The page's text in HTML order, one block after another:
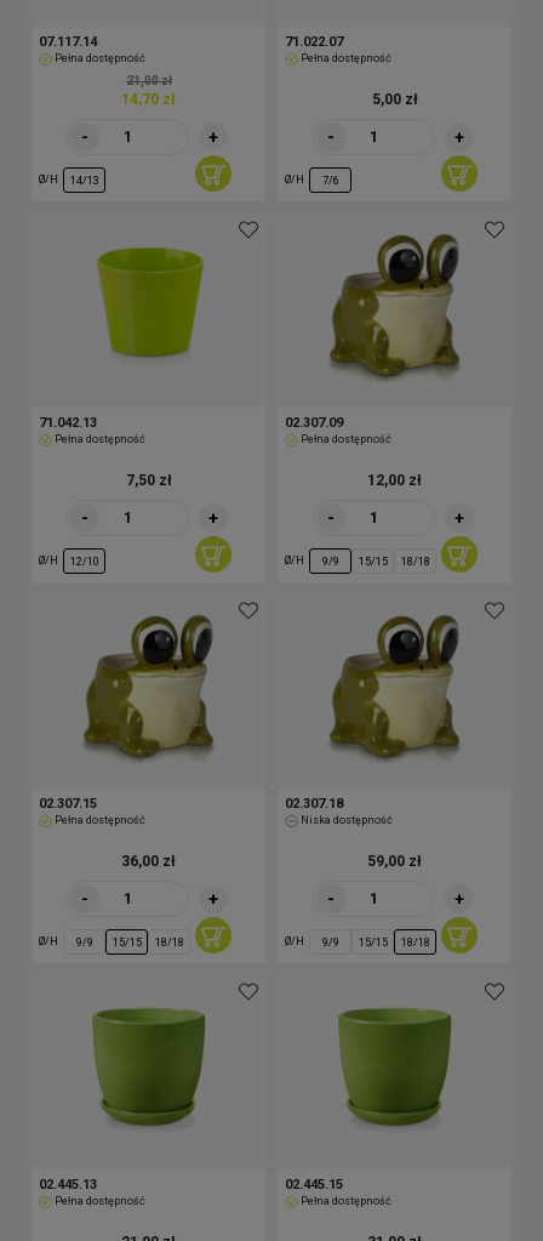
07.117.14
Pełna dostępność
14,70 zł
21,00 zł
- +
Ø/H 14/13
71.022.07
Pełna dostępność
5,00 zł
- +
Ø/H 7/6
71.042.13
Pełna dostępność
7,50 zł
- +
Ø/H 12/10
02.307.09
Pełna dostępność
12,00 zł
- +
Ø/H 9/9 15/15 18/18
02.307.15
Pełna dostępność
36,00 zł
- +
Ø/H 9/9 15/15 18/18
02.307.18
Niska dostępność
59,00 zł
- +
Ø/H 9/9 15/15 18/18
02.445.13
Pełna dostępność
02.445.15
Pełna dostępność